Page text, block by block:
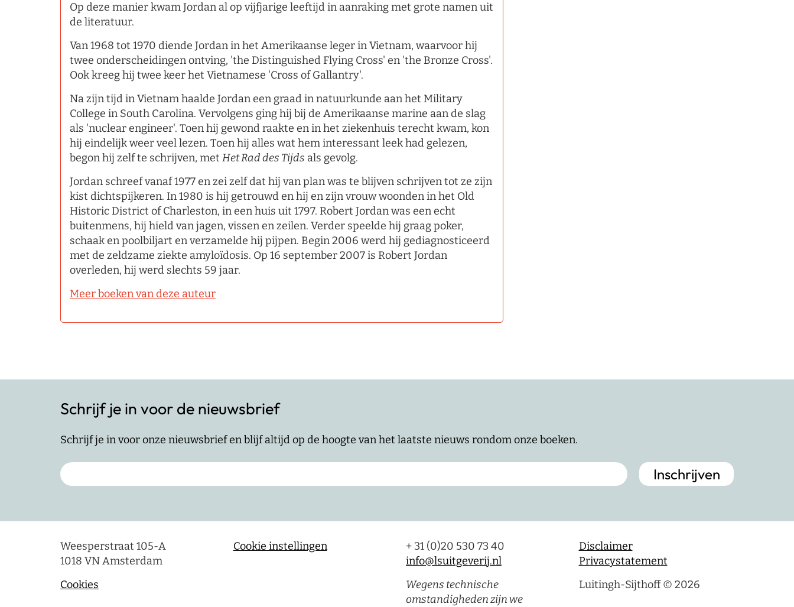
Op deze manier kwam Jordan al op vijfjarige leeftijd in aanraking met grote namen uit
de literatuur.
Van 1968 tot 1970 diende Jordan in het Amerikaanse leger in Vietnam, waarvoor hij
twee onderscheidingen ontving, 'the Distinguished Flying Cross' en 'the Bronze Cross'.
Ook kreeg hij twee keer het Vietnamese 'Cross of Gallantry'.
Na zijn tijd in Vietnam haalde Jordan een graad in natuurkunde aan het Military
College in South Carolina. Vervolgens ging hij bij de Amerikaanse marine aan de slag
als 'nuclear engineer'. Toen hij gewond raakte en in het ziekenhuis terecht kwam, kon
hij eindelijk weer veel lezen. Toen hij alles wat hem interessant leek had gelezen,
begon hij zelf te schrijven, met Het Rad des Tijds als gevolg.
Jordan schreef vanaf 1977 en zei zelf dat hij van plan was te blijven schrijven tot ze zijn
kist dichtspijkeren. In 1980 is hij getrouwd en hij en zijn vrouw woonden in het Old
Historic District of Charleston, in een huis uit 1797. Robert Jordan was een echt
buitenmens, hij hield van jagen, vissen en zeilen. Verder speelde hij graag poker,
schaak en poolbiljart en verzamelde hij pijpen. Begin 2006 werd hij gediagnosticeerd
met de zeldzame ziekte amyloïdosis. Op 16 september 2007 is Robert Jordan
overleden, hij werd slechts 59 jaar.
Meer boeken van deze auteur
Schrijf je in voor de nieuwsbrief
Schrijf je in voor onze nieuwsbrief en blijf altijd op de hoogte van het laatste nieuws rondom onze boeken.
Weesperstraat 105-A
1018 VN Amsterdam
Cookies
Cookie instellingen
+ 31 (0)20 530 73 40
info@lsuitgeverij.nl
Wegens technische
omstandigheden zijn we
Disclaimer
Privacystatement
Luitingh-Sijthoff © 2026